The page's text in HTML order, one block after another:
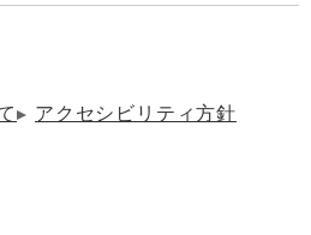
アクセシビリティ方針